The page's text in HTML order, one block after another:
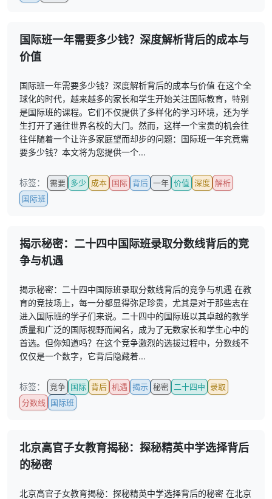
国际班一年需要多少钱？深度解析背后的成本与
价值
国际班一年需要多少钱？深度解析背后的成本与价值 在这个全
球化的时代，越来越多的家长和学生开始关注国际教育，特别
是国际班的课程。它们不仅提供了多样化的学习环境，还为学
生打开了通往世界名校的大门。然而，这样一个宝贵的机会往
往伴随着一个让许多家庭望而却步的问题：国际班一年究竟需
要多少钱？本文将为您提供一个...
标签： 需要 多少 成本 国际 背后 一年 价值 深度 解析
国际班
揭示秘密：二十四中国际班录取分数线背后的竞
争与机遇
揭示秘密：二十四中国际班录取分数线背后的竞争与机遇 在教
育的竞技场上，每一分都显得弥足珍贵，尤其是对于那些志在
进入国际班的学子们来说。二十四中的国际班以其卓越的教学
质量和广泛的国际视野而闻名，成为了无数家长和学生心中的
首选。但你知道吗？在这个竞争激烈的选拔过程中，分数线不
仅仅是一个数字，它背后隐藏着...
标签： 竞争 国际 背后 机遇 揭示 秘密 二十四中 录取
分数线
国际班
北京高官子女教育揭秘：探秘精英中学选择背后
的秘密
北京高官子女教育揭秘：探秘精英中学选择背后的秘密 在北京